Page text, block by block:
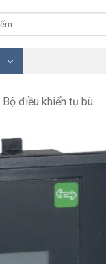
Bộ điều khiển tụ bù